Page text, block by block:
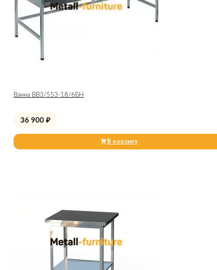
Ванна ВВ3/553-18/6БН
36 900 ₽
В корзину